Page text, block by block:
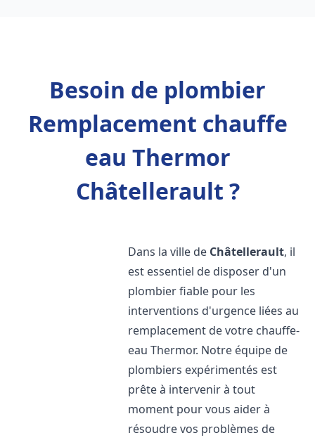
Besoin de plombier
Remplacement chauffe
eau Thermor
Châtellerault ?
Dans la ville de Châtellerault, il
est essentiel de disposer d'un
plombier fiable pour les
interventions d'urgence liées au
remplacement de votre chauffe-
eau Thermor. Notre équipe de
plombiers expérimentés est
prête à intervenir à tout
moment pour vous aider à
résoudre vos problèmes de